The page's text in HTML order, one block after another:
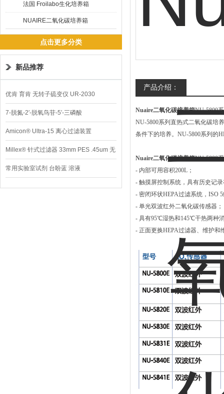
法国 Froilabo生化培养箱
NUAIRE二氧化碳培养箱
点击更多分类
新品推荐
优肯 育肯 无转子硫变仪 UR-2030
7-脱氮-2′-脱氧鸟苷-5′-三磷酸
Amicon® Ultra-15 离心过滤装置
Millex® 针式过滤器 33mm PES .45um 无
菌
常用实验室试剂 台盼蓝 溶液
产品介绍：
Nuaire二氧化碳培养箱NU-5800
NU-5800系列直热式二氧化碳培
条件下的培养。NU-5800系列的
Nuaire二氧化碳培养箱NU-5800
- 内部可用容积200L；
- 触摸屏控制系统，具有历史记
- 密闭环状HEPA过滤系统，ISO
- 单光双波红外二氧化碳传感器；
- 具有95℃湿热和145℃干热两种
- 正面更换HEPA过滤器、维护和